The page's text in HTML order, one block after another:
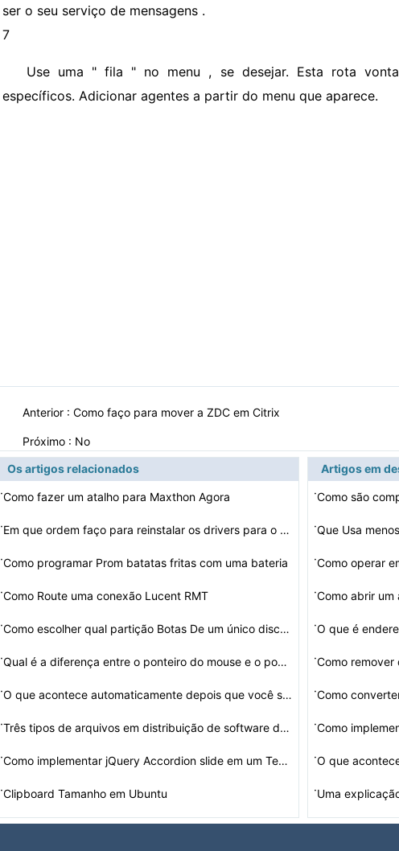
ser o seu serviço de mensagens .
7
Use uma " fila " no menu , se desejar. Esta rota
específicos. Adicionar agentes a partir do menu que aparece.
Anterior : Como faço para mover a ZDC em Citrix
Próximo : No
Os artigos relacionados
·Como fazer um atalho para Maxthon Agora
· Em que ordem faço para reinstalar os drivers para o me…
·Como programar Prom batatas fritas com uma bateria
·Como Route uma conexão Lucent RMT
· Como escolher qual partição Botas De um único disco …
· Qual é a diferença entre o ponteiro do mouse e o pont…
· O que acontece automaticamente depois que você sair do…
·Três tipos de arquivos em distribuição de software d…
· Como implementar jQuery Accordion slide em um Tema Word…
·Clipboard Tamanho em Ubuntu
Artigos em
·
·Que Usa
·Como operar
·Como abrir um
·O que é
·Como remover
·Como
·
·
·Uma